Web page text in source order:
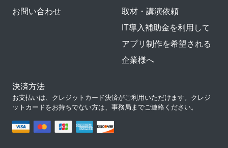
お問い合わせ
取材・講演依頼
IT導入補助金を利用して
アプリ制作を希望される
企業様へ
決済方法
お支払いは、クレジットカード決済がご利用いただけます。クレジ
ットカードをお持ちでない方は、事務局までご連絡ください。